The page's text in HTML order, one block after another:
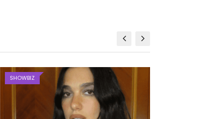
SHOWBIZ